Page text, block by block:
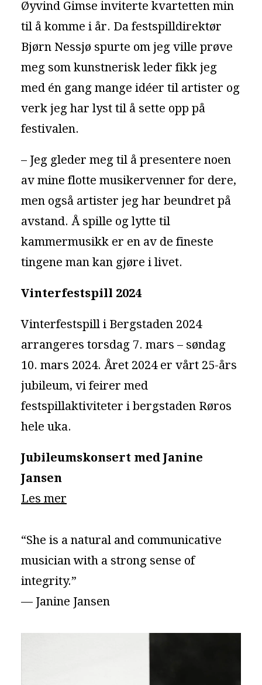
Øyvind Gimse inviterte kvartetten min
til å komme i år. Da festspilldirektør
Bjørn Nessjø spurte om jeg ville prøve
meg som kunstnerisk leder fikk jeg
med én gang mange idéer til artister og
verk jeg har lyst til å sette opp på
festivalen.
– Jeg gleder meg til å presentere noen
av mine flotte musikervenner for dere,
men også artister jeg har beundret på
avstand. Å spille og lytte til
kammermusikk er en av de fineste
tingene man kan gjøre i livet.
Vinterfestspill 2024
Vinterfestspill i Bergstaden 2024
arrangeres torsdag 7. mars – søndag
10. mars 2024. Året 2024 er vårt 25-års
jubileum, vi feirer med
festspillaktiviteter i bergstaden Røros
hele uka.
Jubileumskonsert med Janine
Jansen
Les mer
“She is a natural and communicative
musician with a strong sense of
integrity.”
— Janine Jansen